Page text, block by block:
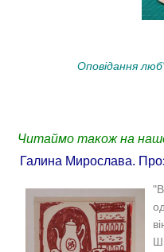
Оповідання
Читаймо також на
Галина Мирослава.